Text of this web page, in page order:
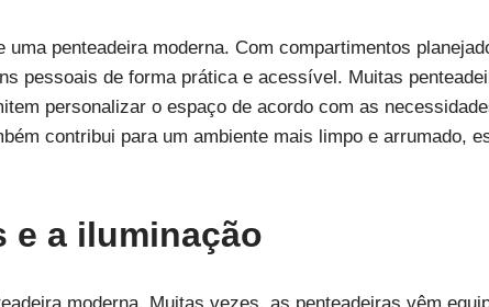
penteadeira moderna. Com compartimentos
pessoais de forma prática e acessível. Muitas
personalizar o espaço de acordo com as
contribui para um ambiente mais limpo e arrumado,
e a iluminação